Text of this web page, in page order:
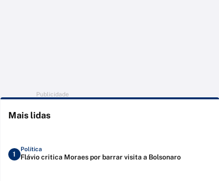
Publicidade
Mais lidas
1
Política
Flávio critica Moraes por barrar visita a Bolsonaro